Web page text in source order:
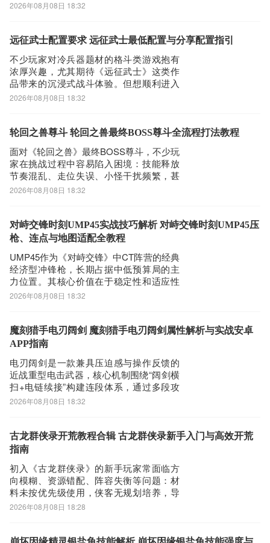
每位可攻略角色都拥有独一无二的专属技
工制作等环节。合理选择伴侣，能显著提
能适配性，则需耗
2026年08月08日 18:32
远征武士配置要求 远征武士最低配置与分享配置指引
不少玩家对冷兵器题材的格斗类游戏抱有
浓厚兴趣，尤其期待《远征武士》这类作
品带来的沉浸式战斗体验。但想顺利进入
游戏世界，除了热情之外，还需关注硬件
要求？老旧设备是否还能胜任？此外，多
问题？一款稳定
2026年08月08日 18:32
轮回之兽尊斗 轮回之兽最终BOSS尊斗全流程打法教程
面对《轮回之兽》最终BOSS尊斗，不少玩
家在挑战过程中容易陷入困境：技能释放
节奏混乱、走位失误、小怪干扰频繁，甚
至因网络波动导致关键闪避失败，功亏一
——而稳定流畅的网络环境，正是支撑战
术执行的基础保障。《biubiu加速器》
2026年08月08日 18:32
对峙交锋时刻UMP45实战技巧解析 对峙交锋时刻UMP45压
枪、连点与地图适配全教程
UMP45作为《对峙交锋》中CT阵营的经典
经济型冲锋枪，长期占据中低预算局的主
力位置。其核心价值在于稳定性和适应性
——在团队经济受限时，它往往成为首选
统解析UMP45的真实作战效能，帮助玩家
建立清晰的武器认知框架。该武器最显著
2026年08月08日 18:32
魔刻猎手电刃阔剑 魔刻猎手电刃阔剑属性解析与实战安卓
APP指南
电刃阔剑是一款兼具压迫感与操作反馈的
近战重型电击武器，核心机制围绕“阔剑横
扫+电链续接”构建连段体系，通过多段攻
击叠加感电标记，触发硬直与范围弧光效
性，是应对精英怪韧性条及小怪集群的关
键解法。掌握该武器的伤害节奏与出力曲
2026年08月08日 18:32
古龙群侠录开荒教程合辑 古龙群侠录新手入门与高效开荒
指南
初入《古龙群侠录》的新手玩家常面临方
向模糊、资源错配、阵容失衡等问题：材
料未按优先级使用，侠客无规划培养，导
致开服黄金发育期被白白浪费。本篇开荒
核心养成策略，助你高效组建成型主力
2026年08月08日 18:28